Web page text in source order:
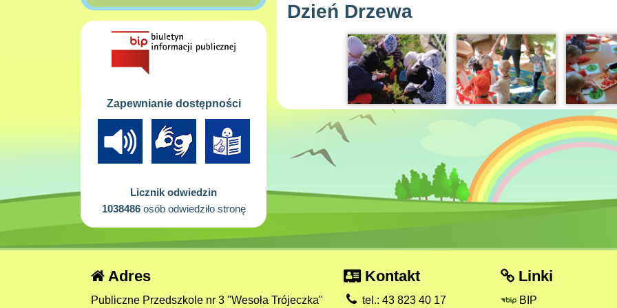
Dzień Drzewa
Zapewnianie dostępności
Licznik odwiedzin
1038486osób odwiedziło stronę
Adres
Publiczne Przedszkole nr 3 "Wesoła Trójeczka"
Kontakt
tel.: 43 823 40 17
Linki
BIP